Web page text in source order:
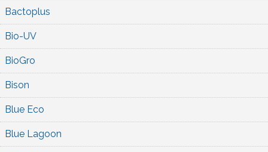
Bactoplus
Bio-UV
BioGro
Bison
Blue Eco
Blue Lagoon